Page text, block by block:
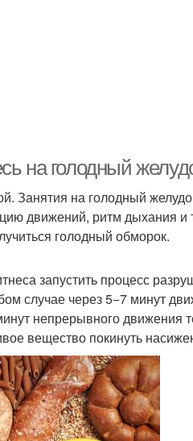
на голодный
Занятия на голодный
движений, ритм дыхания и
голодный обморок.
запустить процесс
случае через 5−7 минут
непрерывного движения
вещество покинуть